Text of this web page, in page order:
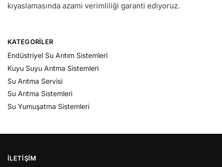
kıyaslamasında azami verimliliği garanti ediyoruz.
KATEGORILER
Endüstriyel Su Arıtım Sistemleri
Kuyu Suyu Arıtma Sistemleri
Su Arıtma Servisi
Su Arıtma Sistemleri
Su Yumuşatma Sistemleri
İLETIŞIM